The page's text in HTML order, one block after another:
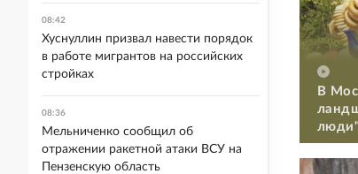
В
08:42
Хуснуллин призвал навести порядок
в работе мигрантов на российских
стройках
08:36
Мельниченко сообщил об
отражении ракетной атаки ВСУ на
Пензенскую область